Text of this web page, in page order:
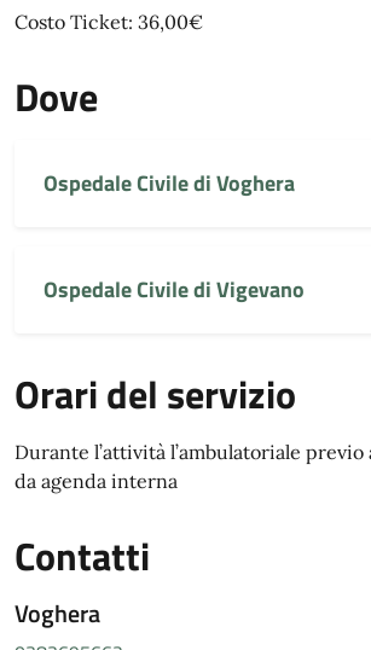
Costo Ticket: 36,00€
Dove
Ospedale Civile di Voghera
Ospedale Civile di Vigevano
Orari del servizio
Durante l’attività l’ambulatoriale
da agenda interna
Contatti
Voghera